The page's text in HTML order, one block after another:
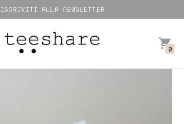
ISCRIVITI ALLA NEWSLETTER
0